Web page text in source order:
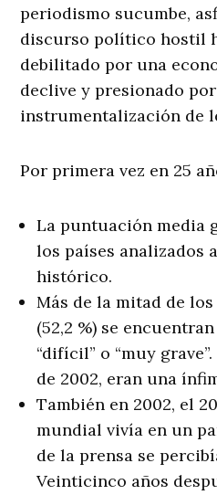
periodismo sucumbe,
discurso político hostil
debilitado por una
declive y presionado
instrumentalización de
Por primera vez en 25
La puntuación media
los países analizados
histórico.
Más de la mitad de
(52,2 %) se
“difícil” o “muy
de 2002, eran una
También en 2002, el
mundial vivía en un
de la prensa se
Veinticinco años